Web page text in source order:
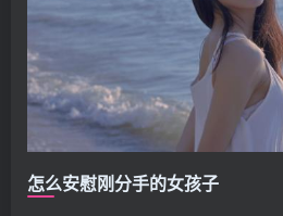
怎么安慰刚分手的女孩子